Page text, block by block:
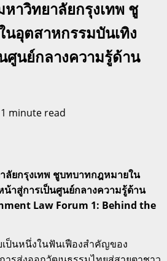
าวิทยาลัยกรุงเทพ ชู
อุตสาหกรรมบันเทิง
ศูนย์กลางความรู้ด้าน
1 minute read
ยกรุงเทพ ชูบทบาทกฎหมายใน
น้าสู่การเป็นศูนย์กลางความรู้ด้าน
Law Forum 1: Behind the
ป็นหนึ่งในฟันเฟืองสำคัญของ